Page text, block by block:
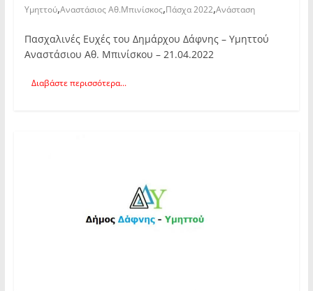
Υμηττού,Αναστάσιος Αθ.Μπινίσκος,Πάσχα 2022,Ανάσταση
Πασχαλινές Ευχές του Δημάρχου Δάφνης – Υμηττού
Αναστάσιου Αθ. Μπινίσκου – 21.04.2022
Διαβάστε περισσότερα...